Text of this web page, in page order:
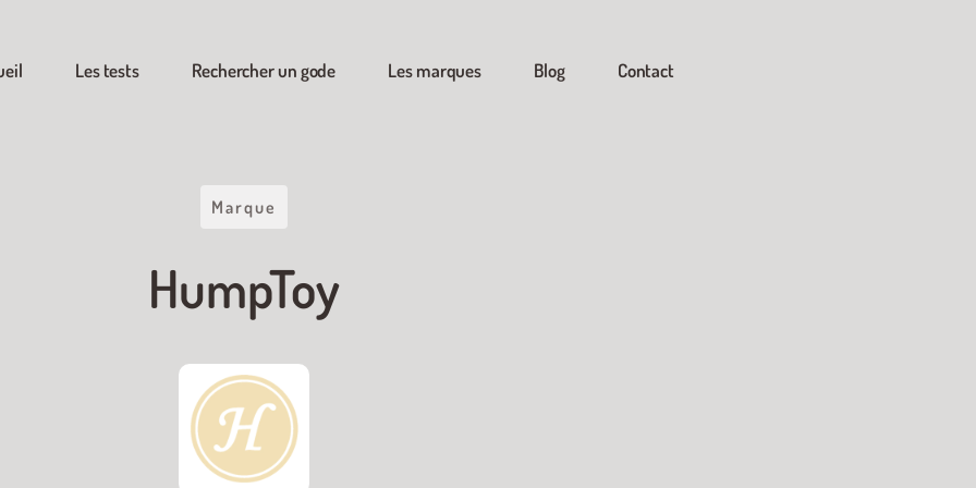
Les tests Rechercher un gode Les marques Blog Contact
Marque
HumpToy